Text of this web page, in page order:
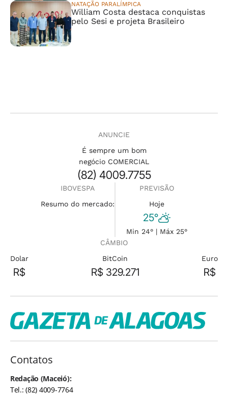
NATAÇÃO PARALÍMPICA
William Costa destaca conquistas
pelo Sesi e projeta Brasileiro
ANUNCIE
É sempre um bom
negócio COMERCIAL
(82) 4009.7755
IBOVESPA
Resumo do mercado:
PREVISÃO
Hoje
25°
Min 24° | Máx 25°
CÂMBIO
Dolar
R$
BitCoin
R$ 329.271
Euro
R$
Contatos
Redação (Maceió):
Tel.: (82) 4009-7764